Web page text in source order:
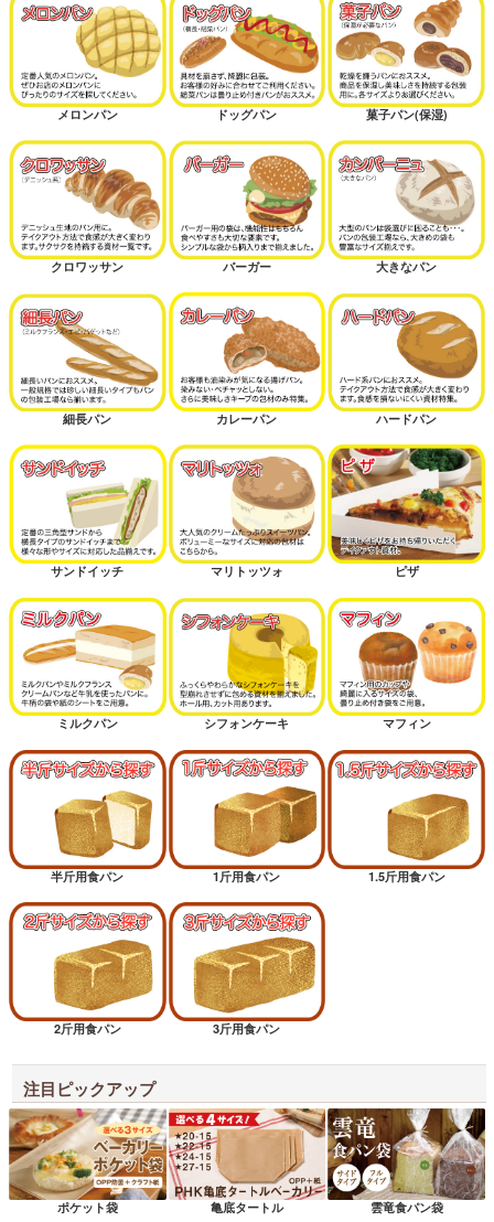
メロンパン ドッグパン 菓子パン(保湿)
クロワッサン バーガー 大きなパン
細長パン カレーパン ハードパン
サンドイッチ マリトッツォ ピザ
ミルクパン シフォンケーキ マフィン
半斤用食パン 1斤用食パン 1.5斤用食パン
2斤用食パン 3斤用食パン
注目ピックアップ
ポケット袋 亀底タートル 雲竜食パン袋